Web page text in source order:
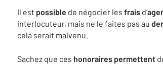
Il est possible de négocier les frais d’
interlocuteur, mais ne le faites pas au
cela serait malvenu.
Sachez que ces honoraires permettent